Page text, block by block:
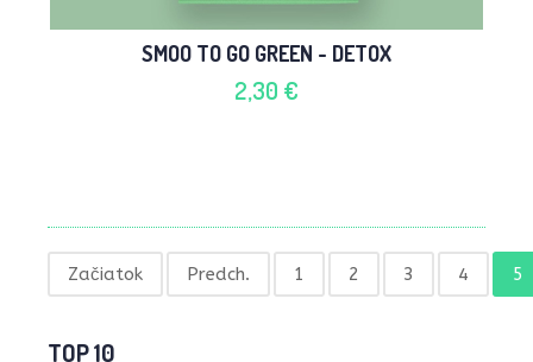
SMOO TO GO GREEN - DETOX
2,30 €
Začiatok Predch. 1 2 3 4 5
TOP 10